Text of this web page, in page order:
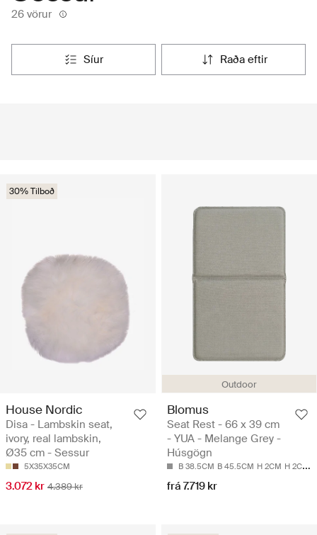
26 vörur
síur raða eftir
30% Tilboð
House Nordic
Disa - Lambskin seat,
ivory, real lambskin,
Ø35 cm - Sessur
5X35X35CM
3.072 kr 4.389 kr
Outdoor
Blomus
Seat Rest - 66 x 39 cm
- YUA - Melange Grey -
Húsgögn
B 38.5CM B 45.5CM H 2CM H 2CM
frá 7.719 kr